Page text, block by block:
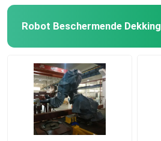
GSK-robot
Kawasaki-robot
Robot Beschermende Dekking